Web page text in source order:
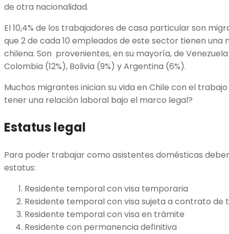
de otra nacionalidad.
El 10,4% de los trabajadores de casa particular son
que 2 de cada 10 empleados de este sector tienen una
chilena. Son provenientes, en su mayoría, de Venezuela
Colombia (12%), Bolivia (9%) y Argentina (6%).
Muchos migrantes inician su vida en Chile con el
tener una relación laboral bajo el marco legal?
Estatus legal
Para poder trabajar como asistentes domésticas
estatus:
Residente temporal con visa temporaria
Residente temporal con visa sujeta a contrato de
Residente temporal con visa en trámite
Residente con permanencia definitiva